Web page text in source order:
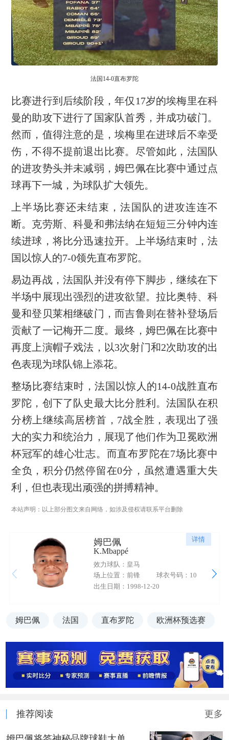
法国14-0直布罗陀
比赛进行到后续阶段，年仅17岁的埃梅里在科
曼的助攻下进行了国家队首秀，并成功破门。
然而，值得注意的是，埃梅里在进球后不幸受
伤，不得不提前退出比赛。尽管如此，法国队
的进攻势头并未减弱，姆巴佩在比赛中通过点
球再下一城，为球队扩大领先。
上半场比赛还未结束，法国队的进攻连连不
断。克劳斯、科曼和弗法纳在短短三分钟内连
续进球，将比分迅速拉开。上半场结束时，法
国以惊人的7-0领先直布罗陀。
易边再战，法国队并没有停下脚步，继续在下
半场中展现出强烈的进攻欲望。拉比奥特、科
曼和登贝莱相继破门，而吉鲁则在替补登场后
贡献了一记梅开二度。最终，姆巴佩在比赛中
再度上演帽子戏法，以3次射门和2次助攻的出
色表现为球队锦上添花。
整场比赛结束时，法国以惊人的14-0战胜直布
罗陀，创下了队史最大比分胜利。法国队在积
分榜上继续高居榜首，7战全胜，表现出了强
大的实力和统治力，展现了他们作为卫冕欧洲
杯冠军的雄心壮志。而直布罗陀在7场比赛中
全负，积分仍然停留在0分，虽然遭遇重大失
利，但也表现出顽强的拼搏精神。
本站声明：以上部分图文来自网络，如涉及侵权请联系平台删除
详情
姆巴佩
K.Mbappé
效力球队：皇马
场上位置：前锋
球衣号码：10
出生日期：1998-12-20
姆巴佩 法国 直布罗陀 欧洲杯预选赛
推荐阅读 更多